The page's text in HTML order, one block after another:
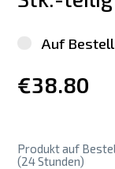
Auf
€38.80
Produkt auf
(24 Stunden)